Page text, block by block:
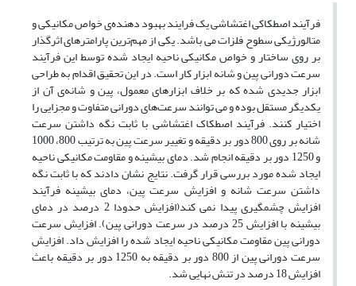
فرآیند اصطکاکی اغتشاشی یک فرایند بهبود دهنده‌ی خواص مکانیکی و
متالورژیکی سطوح فلزات می باشد. یکی از مهم‌ترین پارامترهای اثرگذار
بر روی ساختار و خواص مکانیکی ناحیه ایجاد شده توسط این فرآیند
سرعت دورانی پین و شانه ابزار کار است. در این تحقیق اقدام به طراحی
ابزار جدیدی شده که بر خلاف ابزارهای معمول، پین و شانه‌ی آن از
یکدیگر مستقل بوده و می توانند سرعت‌های دورانی متفاوت و مجزایی را
اختیار کنند. فرآیند اصطکاک اغتشاشی با ثابت نگه داشتن سرعت
شانه بر روی 800 دور بر دقیقه و تغییر سرعت پین به ترتیب 800، 1000
و 1250 دور بر دقیقه انجام شد. دمای بیشینه و مقاومت مکانیکی ناحیه
ایجاد شده مورد بررسی قرار گرفت. نتایج نشان دادند که با ثابت نگه
داشتن سرعت شانه و افزایش سرعت پین، دمای بیشینه فرآیند
افزایش چشمگیری پیدا نمی کند(افزایش حدودا 2 درصد در دمای
بیشینه با افزایش 25 درصد در سرعت دورانی پین). افزایش سرعت
دورانی پین مقاومت مکانیکی ناحیه ایجاد شده را افزایش داد. افزایش
سرعت دورانی پین از 800 دور بر دقیقه به 1250 دور بر دقیقه باعث
افزایش 18 درصد در تنش نهایی شد.